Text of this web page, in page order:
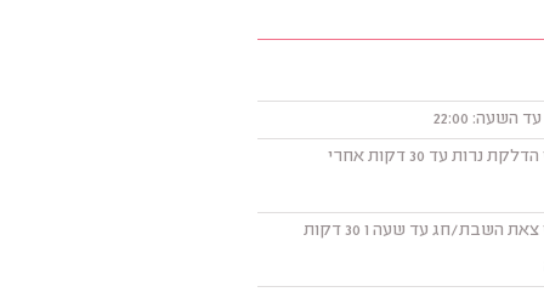
30 דקות אחרי הדלקת נרות עד 30 דקות אחרי
40 דקות אחרי צאת השבת/חג עד שעה ו 30 דקות